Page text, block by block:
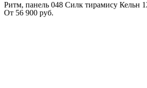
Ритм, панель 048 Силк тирамису Кельн
От 56 900 руб.